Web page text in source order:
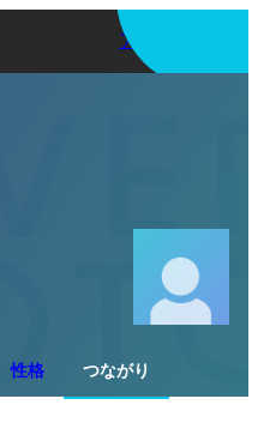
アプリを使う
性格 つながり